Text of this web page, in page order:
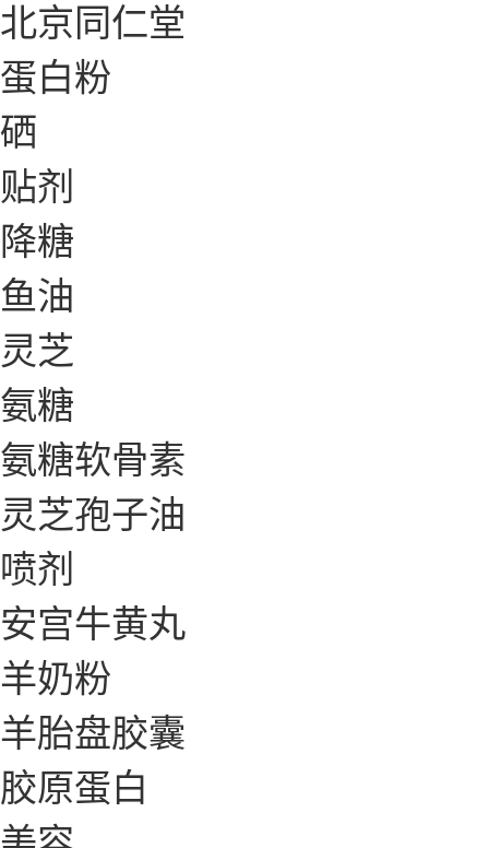
北京同仁堂
蛋白粉
硒
贴剂
降糖
鱼油
灵芝
氨糖
氨糖软骨素
灵芝孢子油
喷剂
安宫牛黄丸
羊奶粉
羊胎盘胶囊
胶原蛋白